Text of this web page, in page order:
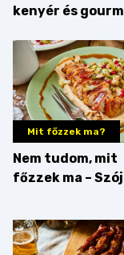
kenyér és
Mit főzzek ma?
Nem tudom, mit
főzzek ma –